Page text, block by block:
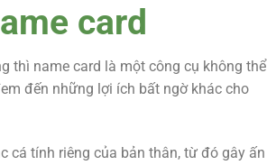
card
thì name card là một công cụ không thể
đến những lợi ích bất ngờ khác cho
cá tính riêng của bản thân, từ đó gây ấn